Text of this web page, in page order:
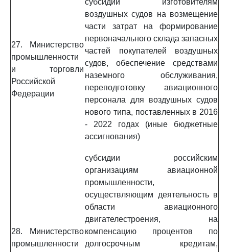
27. Министерство
промышленности
и торговли
Российской
Федерации
субсидии изготовителям
воздушных судов на возмещение
части затрат на формирование
первоначального склада запасных
частей покупателей воздушных
судов, обеспечение средствами
наземного обслуживания,
переподготовку авиационного
персонала для воздушных судов
нового типа, поставленных в 2016
- 2022 годах (иные бюджетные
ассигнования)
28. Министерство
промышленности
субсидии российским
организациям авиационной
промышленности,
осуществляющим деятельность в
области авиационного
двигателестроения, на
компенсацию процентов по
долгосрочным кредитам,